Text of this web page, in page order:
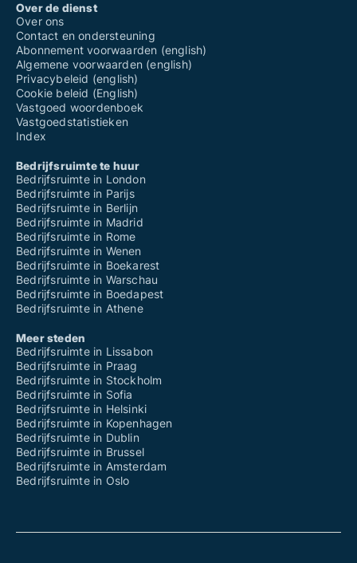
Over de dienst
Over ons
Contact en ondersteuning
Abonnement voorwaarden (english)
Algemene voorwaarden (english)
Privacybeleid (english)
Cookie beleid (English)
Vastgoed woordenboek
Vastgoedstatistieken
Index
Bedrijfsruimte te huur
Bedrijfsruimte in London
Bedrijfsruimte in Parijs
Bedrijfsruimte in Berlijn
Bedrijfsruimte in Madrid
Bedrijfsruimte in Rome
Bedrijfsruimte in Wenen
Bedrijfsruimte in Boekarest
Bedrijfsruimte in Warschau
Bedrijfsruimte in Boedapest
Bedrijfsruimte in Athene
Meer steden
Bedrijfsruimte in Lissabon
Bedrijfsruimte in Praag
Bedrijfsruimte in Stockholm
Bedrijfsruimte in Sofia
Bedrijfsruimte in Helsinki
Bedrijfsruimte in Kopenhagen
Bedrijfsruimte in Dublin
Bedrijfsruimte in Brussel
Bedrijfsruimte in Amsterdam
Bedrijfsruimte in Oslo